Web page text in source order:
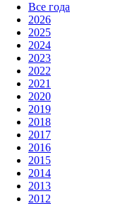
Все года
2026
2025
2024
2023
2022
2021
2020
2019
2018
2017
2016
2015
2014
2013
2012